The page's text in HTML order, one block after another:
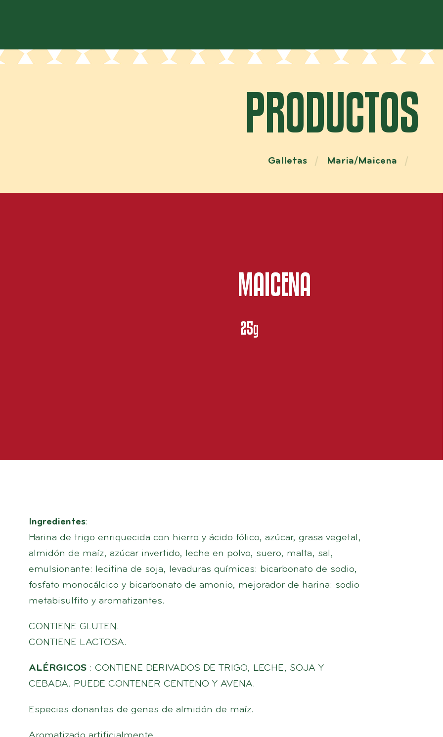
PRODUCTOS
Galletas Maria/Maicena
MAICENA
25g
Ingredientes:
Harina de trigo enriquecida con hierro y ácido fólico, azúcar, grasa vegetal,
almidón de maíz, azúcar invertido, leche en polvo, suero, malta, sal,
emulsionante: lecitina de soja, levaduras químicas: bicarbonato de sodio,
fosfato monocálcico y bicarbonato de amonio, mejorador de harina: sodio
metabisulfito y aromatizantes.
CONTIENE GLUTEN.
CONTIENE LACTOSA.
ALÉRGICOS: CONTIENE DERIVADOS DE TRIGO, LECHE, SOJA Y
CEBADA. PUEDE CONTENER CENTENO Y AVENA.
Especies donantes de genes de almidón de maíz.